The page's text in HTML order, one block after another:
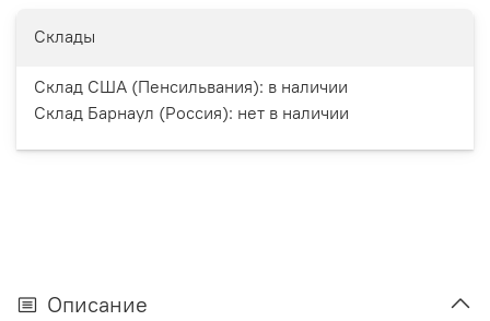
Склады
Склад США (Пенсильвания): в наличии
Склад Барнаул (Россия): нет в наличии
Описание